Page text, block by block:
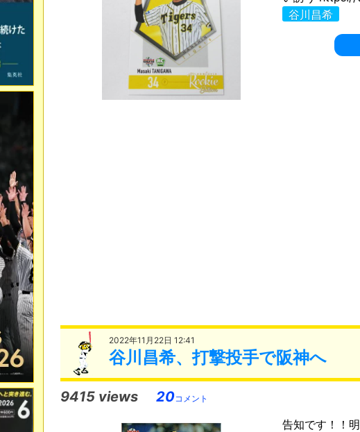
谷川昌希
2022年11月22日 12:41
谷川昌希、打撃投手で阪神へ
9415 views 20コメント
告知です！！